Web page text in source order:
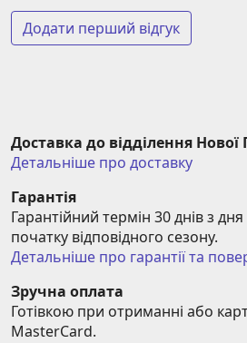
Додати перший відгук
Доставка до відділення
Детальніше про доставку
Гарантія
Гарантійний термін 30 днів з
початку відповідного сезону.
Детальніше про гарантії та
Зручна оплата
Готівкою при отриманні або
MasterCard.